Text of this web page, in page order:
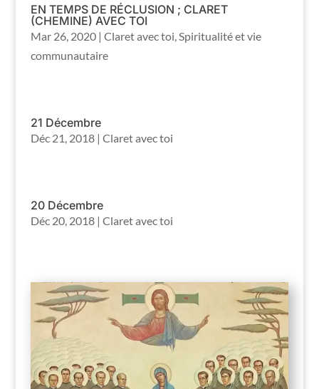
EN TEMPS DE RÉCLUSION ; CLARET
(CHEMINE) AVEC TOI
Mar 26, 2020| Claret avec toi,Spiritualité et vie
communautaire
21 Décembre
Déc 21, 2018| Claret avec toi
20 Décembre
Déc 20, 2018| Claret avec toi